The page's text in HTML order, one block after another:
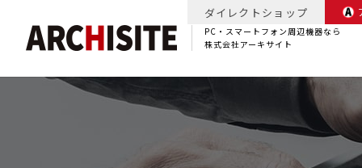
PC・スマートフォン周辺機器なら
株式会社アーキサイト
ダイレクトショップ